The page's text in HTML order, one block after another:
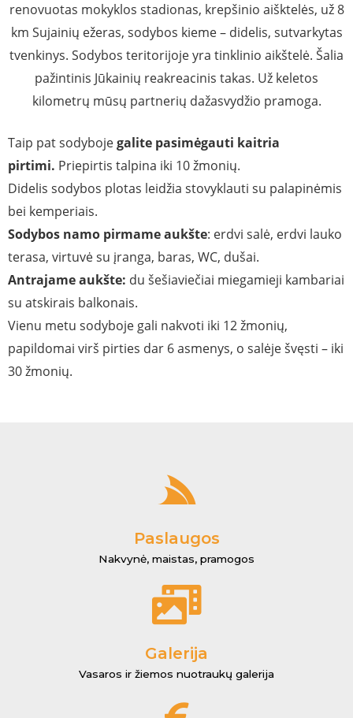
renovuotas mokyklos stadionas, krepšinio aišktelės, už 8
km Sujainių ežeras, sodybos kieme – didelis, sutvarkytas
tvenkinys. Sodybos teritorijoje yra tinklinio aikštelė. Šalia
pažintinis Jūkainių reakreacinis takas. Už keletos
kilometrų mūsų partnerių dažasvydžio pramoga.
Taip pat sodybojegalite pasimėgauti kaitria
pirtimi. Priepirtis talpina iki 10 žmonių.
Didelis sodybos plotas leidžia stovyklauti su palapinėmis
bei kemperiais.
Sodybos namo pirmame aukšte: erdvi salė, erdvi lauko
terasa, virtuvė su įranga, baras, WC, dušai.
Antrajame aukšte: du šešiaviečiai miegamieji kambariai
su atskirais balkonais.
Vienu metu sodyboje gali nakvoti iki 12 žmonių,
papildomai virš pirties dar 6 asmenys, o salėje švęsti – iki
30 žmonių.
Paslaugos
Nakvynė, maistas, pramogos
Galerija
Vasaros ir žiemos nuotraukų galerija